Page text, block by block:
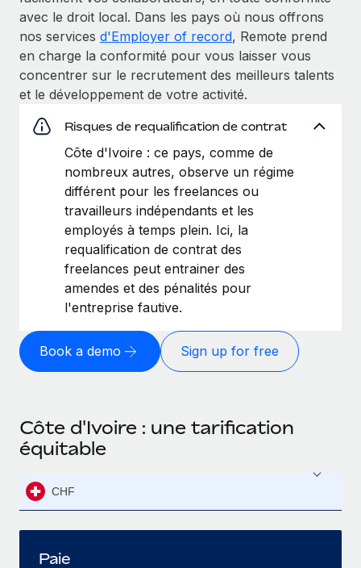
avec le droit local. Dans les pays où nous offrons
nos services d'Employer of record, Remote prend
en charge la conformité pour vous laisser vous
concentrer sur le recrutement des meilleurs talents
et le développement de votre activité.
Risques de requalification de contrat
Côte d'Ivoire : ce pays, comme de
nombreux autres, observe un régime
différent pour les freelances ou
travailleurs indépendants et les
employés à temps plein. Ici, la
requalification de contrat des
freelances peut entrainer des
amendes et des pénalités pour
l'entreprise fautive.
Book a demo Sign up for free
Côte d'Ivoire : une tarification
équitable
CHF
Paie